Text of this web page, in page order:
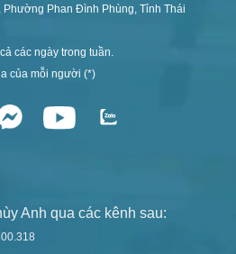
Phan Đình Phùng, Tỉnh Thái
các ngày trong tuần.
của mỗi người (*)
Anh qua các kênh sau: